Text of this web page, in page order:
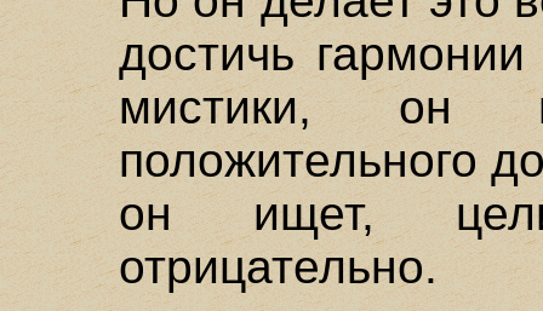
достичь
мистики, он
положительного
он ищет,
отрицательно.